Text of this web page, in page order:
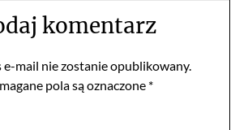
komentarz
e-mail nie zostanie opublikowany.
pola są oznaczone *